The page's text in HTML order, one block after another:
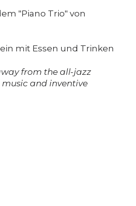
DE EN
"Piano Trio" von
mit Essen und Trinken
from the all-jazz
and inventive